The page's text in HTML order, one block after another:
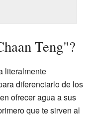
Teng"?
literalmente
diferenciarlo de los
ofrecer agua a sus
que te sirven al